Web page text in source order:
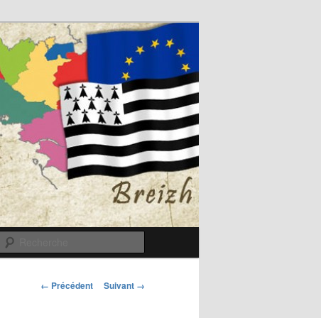
Navigation
← Précédent Suivant →